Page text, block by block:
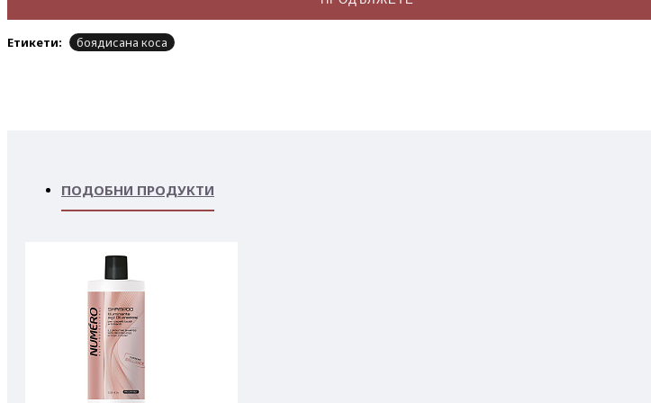
Етикети: боядисана коса
ПОДОБНИ ПРОДУКТИ